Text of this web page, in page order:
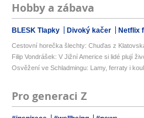
Hobby a zábava
BLESK Tlapky Divoký kačer Netflix
Cestovní horečka šlechty: Chuďas z
Filip Vondrášek: V Jižní Americe si lidé plují
Osvěžení ve Schladmingu: Lamy, ferraty i
Pro generaci Z